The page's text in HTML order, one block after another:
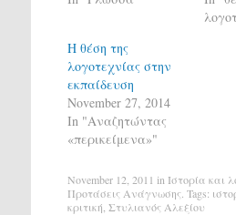
Η θέση της
λογοτεχνίας στην
εκπαίδευση
November 27, 2014
In "Αναζητώντας
«περικείμενα»"
November 12, 2011 in Ιστορία και
Προτάσεις Ανάγνωσης. Tags:
κριτική Στυλιανός Αλεξίου